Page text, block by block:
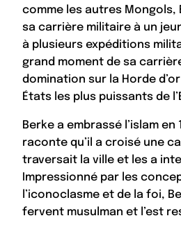
comme les autres Mongols,
sa carrière militaire à un
à plusieurs expéditions
grand moment de sa
domination sur la Horde d’or
États les plus puissants de
Berke a embrassé l’islam en
raconte qu’il a croisé une
traversait la ville et les a
Impressionné par les
l’iconoclasme et de la foi,
fervent musulman et l’est